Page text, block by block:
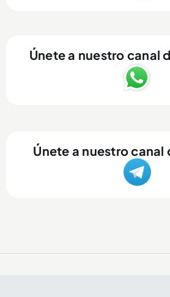
Únete a nuestro canal
Únete a nuestro canal